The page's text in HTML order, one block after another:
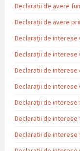
Declaratii de avere
Declarații de avere
Declarații de interese
Declarații de interese
Declaratii de interese
Declarații de interese
Declarații de interese
Declaratii de interese
Declaratii de interese